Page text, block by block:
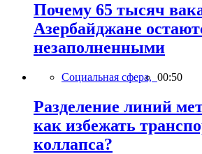
Почему 65 тысяч
Азербайджане
незаполненными
Социальная сфера, 00:50
Разделение линий
как избежать
коллапса?